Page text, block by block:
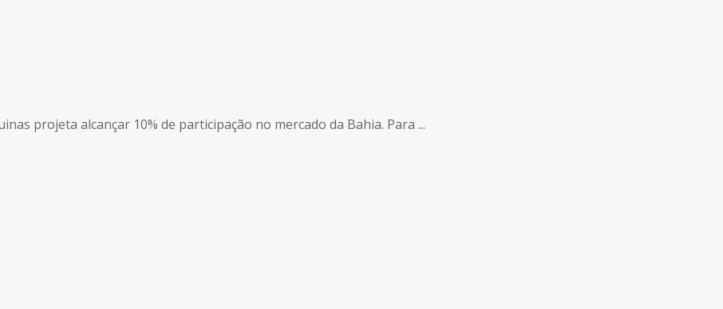
projeta alcançar 10% de participação no mercado da Bahia. Para ...